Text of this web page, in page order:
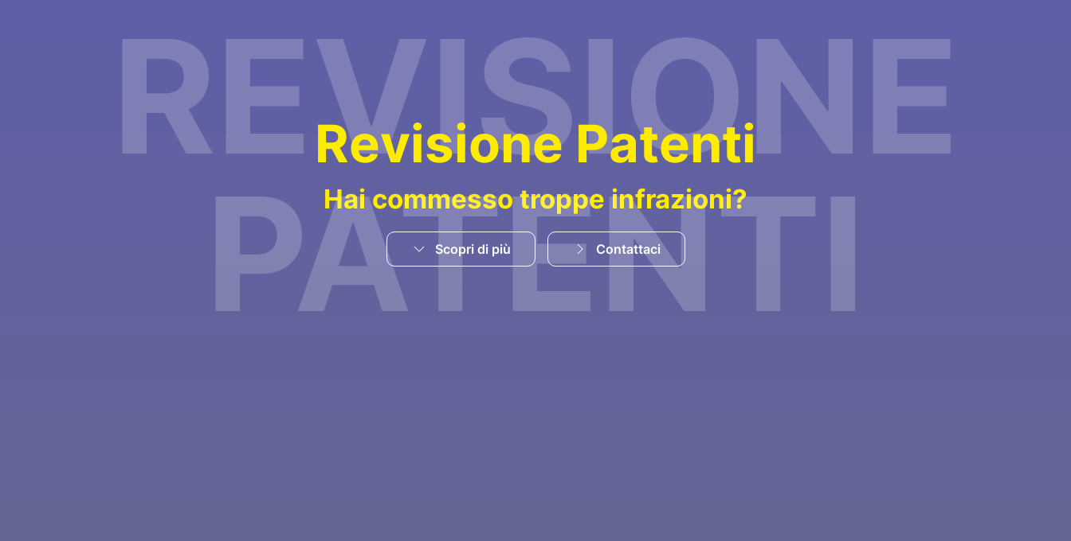
REVISIONE
PATENTI
Revisione Patenti
Hai commesso troppe infrazioni?
Scopri di più Contattaci